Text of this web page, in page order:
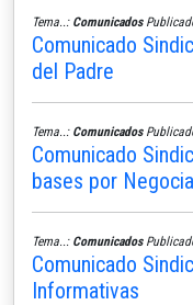
Tema..: Comunicados
Comunicado
del Padre
Tema..: Comunicados
Comunicado
bases por
Tema..: Comunicados
Comunicado
Informativas